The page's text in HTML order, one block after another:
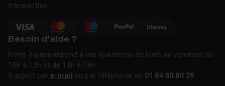
transaction.
Besoin d’aide ?
Notre équipe répond à vos questions du lundi au vendredi de
10h à 12h et de 14h à 16h.
Support par e-mail ou par téléphone au 01 84 80 80 29